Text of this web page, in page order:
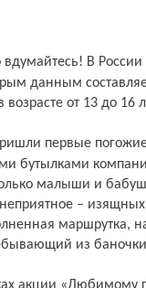
данным
возрасте от 13 до 16
бутылками
малыши и
–
маршрутка,
из